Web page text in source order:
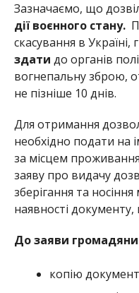
Зазначаємо, що
дії воєнного стану.
скасування в Україні,
здати до органів
вогнепальну зброю,
не пізніше 10 днів.
Для отримання
необхідно подати на
за місцем
заяву про видачу
зберігання та
наявності документу,
До заяви
копію